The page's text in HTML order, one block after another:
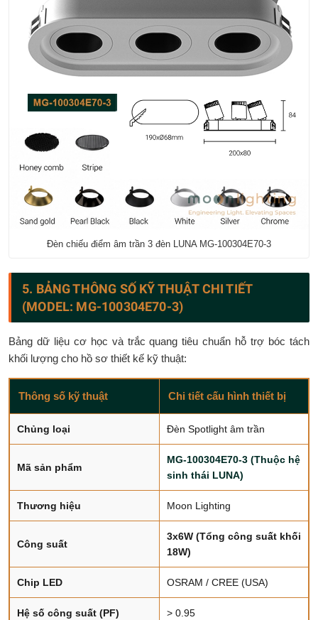
Đèn chiếu điểm âm trần 3 đèn LUNA MG-100304E70-3
5. BẢNG THÔNG SỐ KỸ THUẬT CHI TIẾT
(MODEL: MG-100304E70-3)
Bảng dữ liệu cơ học và trắc quang tiêu chuẩn hỗ trợ bóc tách
khối lượng cho hồ sơ thiết kế kỹ thuật:
Thông số kỹ thuật Chi tiết cấu hình thiết bị
Chủng loại Đèn Spotlight âm trần
Mã sản phẩm
MG-100304E70-3 (Thuộc hệ
sinh thái LUNA)
Thương hiệu Moon Lighting
Công suất
3x6W (Tổng công suất khối
18W)
Chip LED OSRAM / CREE (USA)
Hệ số công suất (PF) > 0.95